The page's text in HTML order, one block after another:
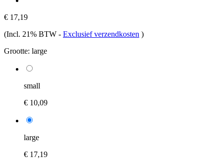
€ 17,19
(Incl. 21% BTW - Exclusief verzendkosten )
Grootte: large
small
€ 10,09
large
€ 17,19